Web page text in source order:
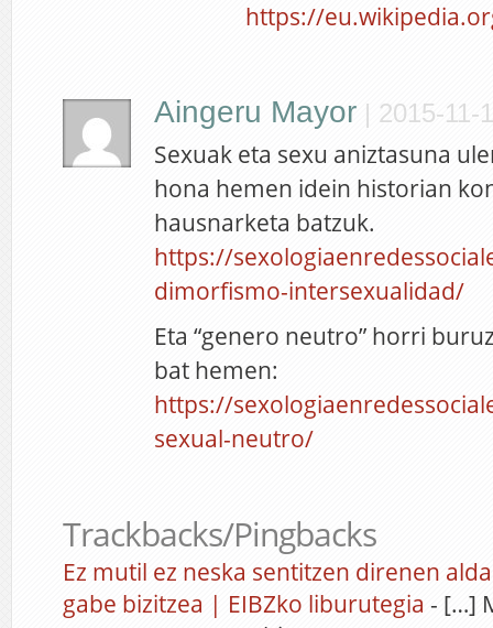
https://
Aingeru Mayor | 2015-11-
Sexuak eta sexu aniztasuna
hona hemen idein historian
hausnarketa batzuk.
https://
dimorfismo-intersexualidad/
Eta “genero neutro” horri
bat hemen:
https://
sexual-neutro/
Trackbacks/Pingbacks
Ez mutil ez neska sentitzen direnen
gabe bizitzea | EIBZko liburutegia - […]